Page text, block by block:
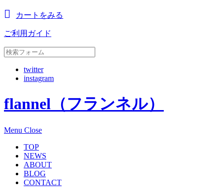
カートをみる
ご利用ガイド
twitter
instagram
flannel（フランネル）
Menu Close
TOP
NEWS
ABOUT
BLOG
CONTACT